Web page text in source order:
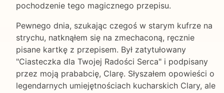
pochodzenie tego magicznego przepisu.
Pewnego dnia, szukając czegoś w starym kufrze na
strychu, natknąłem się na zmechaconą, ręcznie
pisane kartkę z przepisem. Był zatytułowany
"Ciasteczka dla Twojej Radości Serca" i podpisany
przez moją prababcię, Clarę. Słyszałem opowieści o
legendarnych umiejętnościach kucharskich Clary, ale